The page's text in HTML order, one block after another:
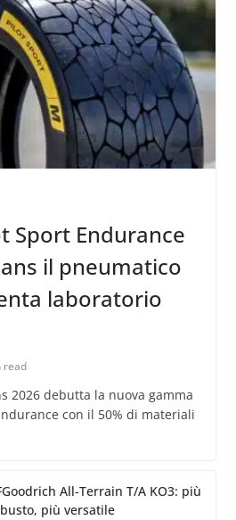
Sport Endurance
il pneumatico
laboratorio
read
2026 debutta la nuova gamma
con il 50% di materiali
All-Terrain T/A KO3: più
più versatile